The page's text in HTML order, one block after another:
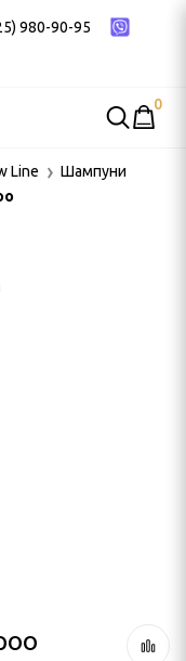
980-90-95
0
Line
Шампуни